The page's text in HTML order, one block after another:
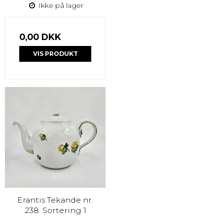
Ikke på lager
0,00 DKK
VIS PRODUKT
Erantis Tekande nr.
238. Sortering 1